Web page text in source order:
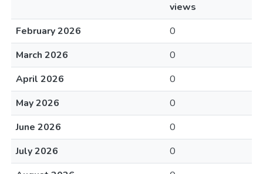
views
February 2026
0
March 2026
0
April 2026
0
May 2026
0
June 2026
0
July 2026
0